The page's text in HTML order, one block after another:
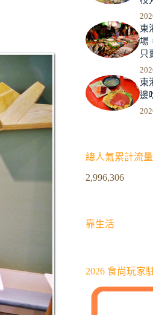
東
場
只
東
邊
總人氣累計流量
2,996,306
靠生活
2026 食尚玩家